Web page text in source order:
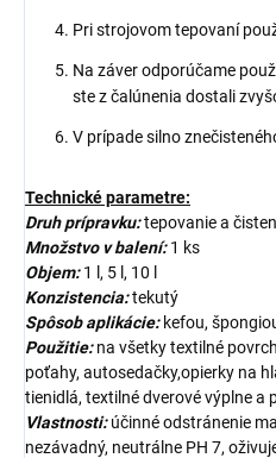
Pri strojovom tepovaní
Na záver odporúčame
ste z čalúnenia dostali
V prípade silno
Technické parametre:
Druh prípravku:tepovanie a
Množstvo v balení:1 ks
Objem:1 l, 5 l, 10 l
Konzistencia:tekutý
Spôsob aplikácie: kefou,
Použitie:na všetky textilné
poťahy, autosedačky,opierky na
tienidlá, textilné dverové výplne a
Vlastnosti:účinné odstránenie
nezávadný, neutrálne PH 7,